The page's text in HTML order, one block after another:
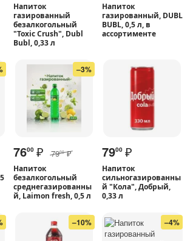
Напиток
газированный
безалкогольный
"Toxic Crush", Dubl
Bubl, 0,33 л
Напиток
газированный, DUBL
BUBL, 0,5 л, в
ассортименте
–3%
7600 ₽ 7900 ₽
Напиток
безалкогольный
среднегазированны
й, Laimon fresh, 0,5 л
7900 ₽
Напиток
сильногазированны
й "Кола", Добрый,
0,33 л
–10% –4%